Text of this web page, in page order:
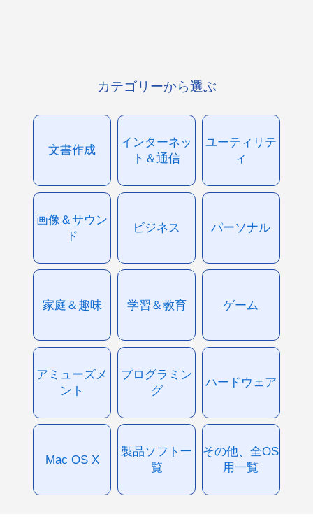
カテゴリーから選ぶ
文書作成
インターネッ
ト＆通信
ユーティリテ
ィ
画像＆サウン
ド
ビジネス パーソナル
家庭＆趣味 学習＆教育 ゲーム
アミューズメ
ント
プログラミン
グ
ハードウェア
Mac OS X
製品ソフト一
覧
その他、全OS
用一覧